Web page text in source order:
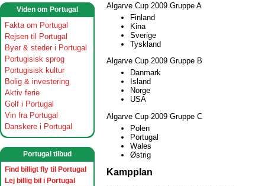
Viden om Portugal
Fakta om Portugal
Rejsen til Portugal
Byer & steder i Portugal
Portugisisk sprog
Portugisisk kultur
Bolig & investering
Aktiv ferie
Golf i Portugal
Vin fra Portugal
Danskere i Portugal
Portugal tilbud
Find billigt fly til Portugal
Lej billig bil i Portugal
Algarve Cup 2009 Gruppe A
Finland
Kina
Sverige
Tyskland
Algarve Cup 2009 Gruppe B
Danmark
Island
Norge
USA
Algarve Cup 2009 Gruppe C
Polen
Portugal
Wales
Østrig
Kampplan